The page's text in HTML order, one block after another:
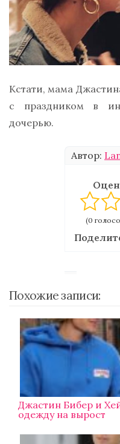
Кстати, мама
с праздником в
дочерью.
Автор:
(0
Похожие записи:
Джастин Бибер и
одежду на вырост